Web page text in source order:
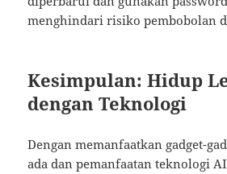
menghindari risiko pembobolan
Kesimpulan: Hidup
dengan Teknologi
Dengan memanfaatkan gadget-
ada dan pemanfaatan teknologi